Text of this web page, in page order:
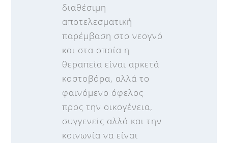
διαθέσιμη
αποτελεσματική
παρέμβαση στο νεογνό
και στα οποία η
θεραπεία είναι αρκετά
κοστοβόρα, αλλά το
φαινόμενo όφελος
προς την οικογένεια,
συγγενείς αλλά και την
κοινωνία να είναι